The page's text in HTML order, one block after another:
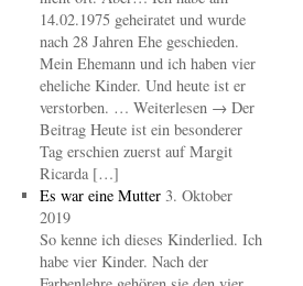
14.02.1975 geheiratet und wurde
nach 28 Jahren Ehe geschieden.
Mein Ehemann und ich haben vier
eheliche Kinder. Und heute ist er
verstorben. … Weiterlesen → Der
Beitrag Heute ist ein besonderer
Tag erschien zuerst auf Margit
Ricarda […]
Es war eine Mutter 3. Oktober
2019
So kenne ich dieses Kinderlied. Ich
habe vier Kinder. Nach der